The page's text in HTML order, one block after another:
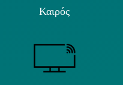
Καιρός